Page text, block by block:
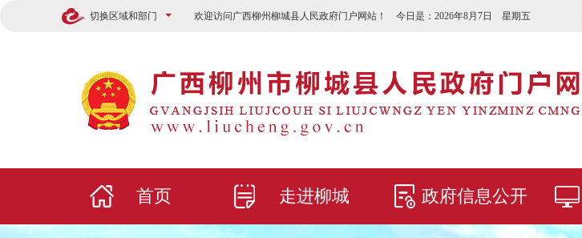
切换区域和部门 欢迎访问广西柳州柳城县人民政府门户网站！ 今日是： 2026年8月7日 星期五
首页 走进柳城 政府信息公开